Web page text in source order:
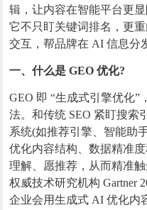
辑，让内容在智能平台更
它不只盯关键词排名，更
交互，帮品牌在 AI 信息分
一、什么是 GEO 优化?
GEO 即 “生成式引擎优化
法。和传统 SEO 紧盯搜索
系统(如推荐引擎、智能助
优化内容结构、数据精准
理解、愿推荐，从而精准触
权威技术研究机构 Gartner
企业会用生成式 AI 优化内